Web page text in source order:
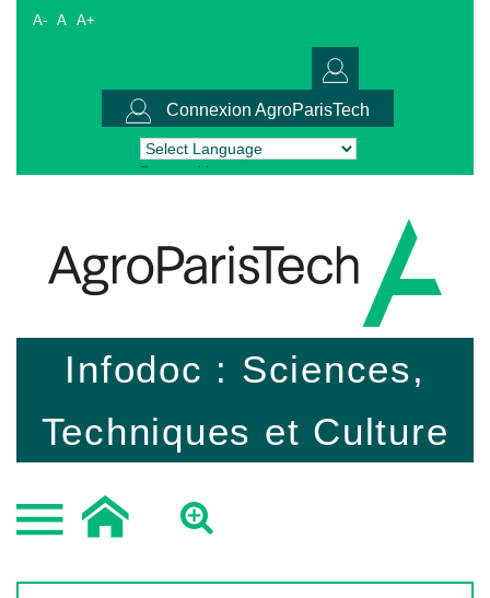
A- A A+
Connexion AgroParisTech
Powered by Translate
Infodoc : Sciences,
Techniques et Culture